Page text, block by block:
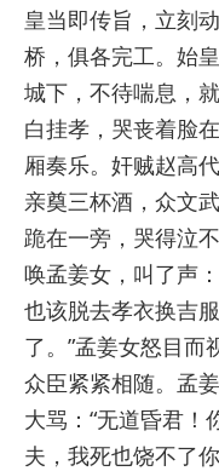
皇当即传旨，立刻
桥，俱各完工。始
城下，不待喘息，
白挂孝，哭丧着脸
厢奏乐。奸贼赵高
亲奠三杯酒，众文
跪在一旁，哭得泣
唤孟姜女，叫了声
也该脱去孝衣换吉
了。”孟姜女怒目而
众臣紧紧相随。孟
大骂：“无道昏君！
夫，我死也饶不了